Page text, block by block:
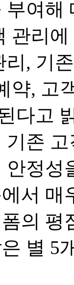
부여해
관리
리, 기
약, 고
다고
기존
안정성
서 매
의 평
별 5